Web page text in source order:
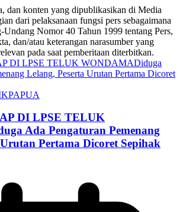
dan konten yang dipublikasikan di Media
dari pelaksanaan fungsi pers sebagaimana
Undang Nomor 40 Tahun 1999 tentang Pers,
dan/atau keterangan narasumber yang
pada saat pemberitaan diterbitkan.
PAPUA
DI LPSE TELUK
Ada Pengaturan Pemenang
Pertama Dicoret Sepihak